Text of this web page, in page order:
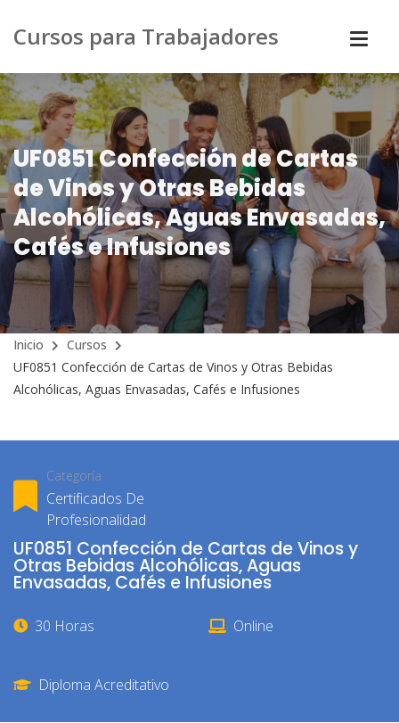
Cursos para Trabajadores
UF0851 Confección de Cartas
de Vinos y Otras Bebidas
Alcohólicas, Aguas Envasadas,
Cafés e Infusiones
Inicio
Cursos
UF0851 Confección de Cartas de Vinos y Otras Bebidas
Alcohólicas, Aguas Envasadas, Cafés e Infusiones
Categoría
Certificados De
Profesionalidad
UF0851 Confección de Cartas de Vinos y
Otras Bebidas Alcohólicas, Aguas
Envasadas, Cafés e Infusiones
30 Horas Online
Diploma Acreditativo